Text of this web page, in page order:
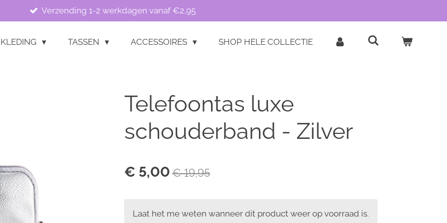
Verzending 1-2 werkdagen vanaf €2,95
KLEDING TASSEN ACCESSOIRES SHOP HELE COLLECTIE
Telefoontas luxe
schouderband - Zilver
€ 5,00 € 19,95
Laat het me weten wanneer dit product weer op voorraad is.